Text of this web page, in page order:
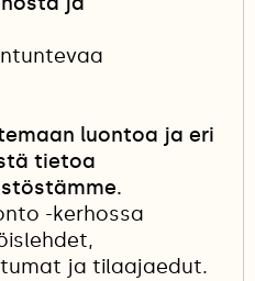
luontoa ja eri
tietoa
-kerhossa
ja tilaajaedut.